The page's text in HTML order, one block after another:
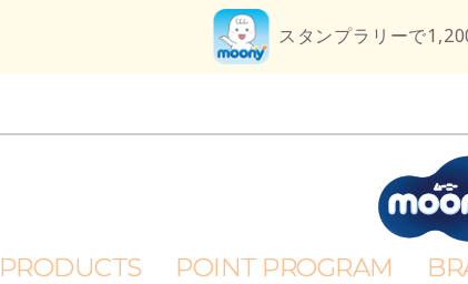
スタンプラリーで
PRODUCTS POINT PROGRAM